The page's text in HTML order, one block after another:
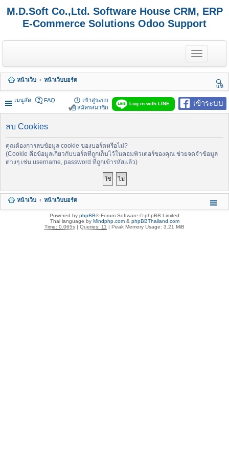
M.D.Soft Co.,Ltd. Software House CRM, ERP
E-Commerce Solutions Odoo Support
T
o
g
e
n
a
v
a
i
หน้าเว็บ
หน้าเว็บบอร์ด
นห
า
เมนูลัด
เข้าระบบ
Log in with LINE
FAQ
เข้าสู่ระบบ
สมัครสมาชิก
ลบ Cookies
คุณต้องการลบข้อมูล cookie ของบอร์ดหรือไม่?
(Cookie คือข้อมูลเกี่ยวกับบอร์ดที่ถูกเก็บไว้ในคอมพิวเตอร์ของคุณ ช่วยจดจำข้อมูล
ต่างๆ เช่น username, password ที่ถูกเข้ารหัสแล้ว)
หน้าเว็บ หน้าเว็บบอร์ด
Powered by phpBB® Forum Software © phpBB Limited
Thai language by Mindphp.com& phpBBThailand.com
Time: 0.065s | Queries: 11 | Peak Memory Usage: 3.21 MiB